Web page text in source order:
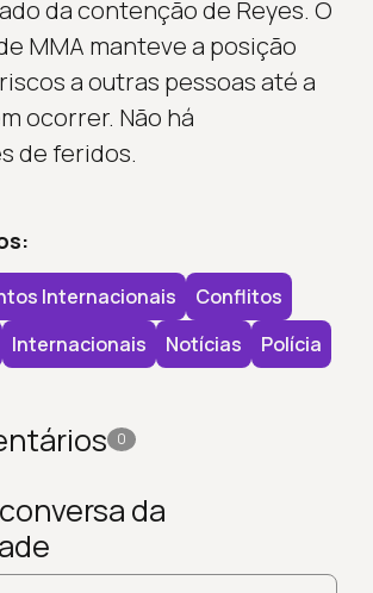
da contenção de Reyes. O
MMA manteve a posição
a outras pessoas até a
ocorrer. Não há
de feridos.
Internacionais
Conflitos
Internacionais Notícias Polícia
0
da